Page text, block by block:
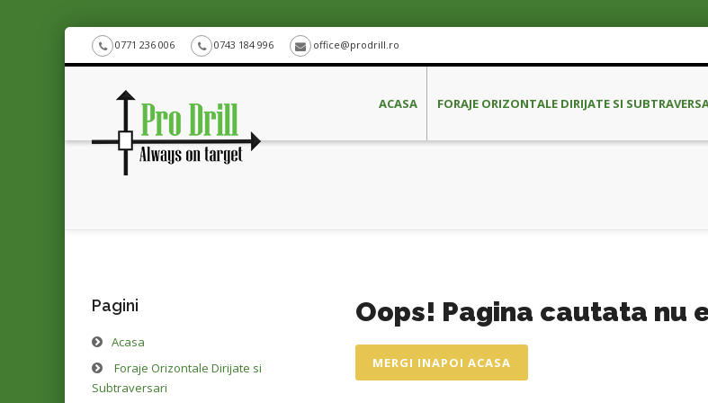
0771 236 006 0743 184 996 office@prodrill.ro
ACASA FORAJE ORIZONTALE DIRIJATE SI
Pagini
Acasa
Foraje Orizontale Dirijate si
Subtraversari
Oops! Pagina cautata nu
MERGI INAPOI ACASA